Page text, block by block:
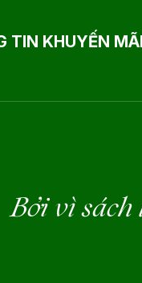
TIN KHUYẾN
Bởi vì sách